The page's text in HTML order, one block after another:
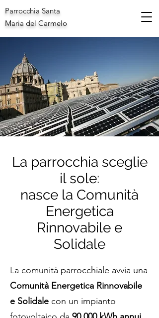
Parrocchia Santa
Maria del Carmelo
La parrocchia sceglie
il sole:
nasce la Comunità
Energetica
Rinnovabile e
Solidale
La comunità parrocchiale avvia una
Comunità Energetica Rinnovabile
e Solidale con un impianto